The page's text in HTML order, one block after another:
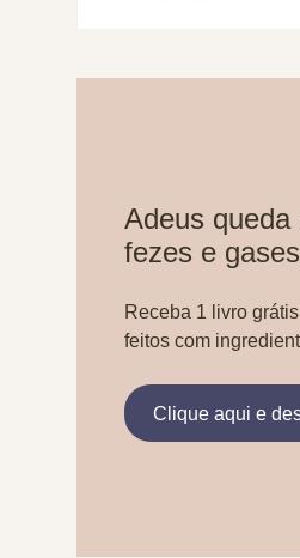
Adeus
fezes e
Receba 1 livro
feitos com
Clique aqui e